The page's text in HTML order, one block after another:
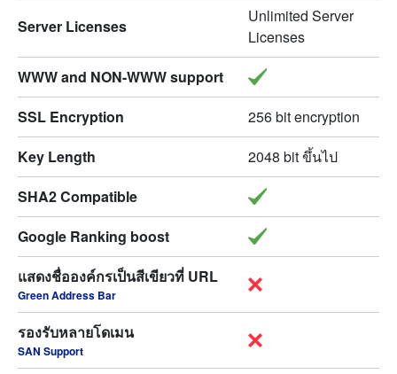
Server Licenses
Unlimited Server
Licenses
WWW and NON-WWW support
SSL Encryption
256 bit encryption
Key Length
2048 bit ขึ้นไป
SHA2 Compatible
Google Ranking boost
แสดงชื่อองค์กรเป็นสีเขียวที่ URL
Green Address Bar
รองรับหลายโดเมน
SAN Support